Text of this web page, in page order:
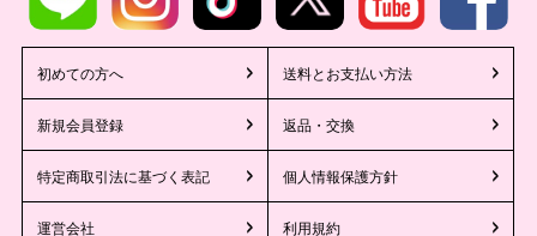
初めての方へ 送料とお支払い方法
新規会員登録 返品・交換
特定商取引法に基づく表記 個人情報保護方針
運営会社 利用規約